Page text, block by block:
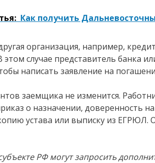
Как получить
организация, например,
случае представитель банка
написать заявление на
заемщика не изменится.
о назначении, доверенность
устава или выписку из ЕГРЮЛ.
РФ могут запросить